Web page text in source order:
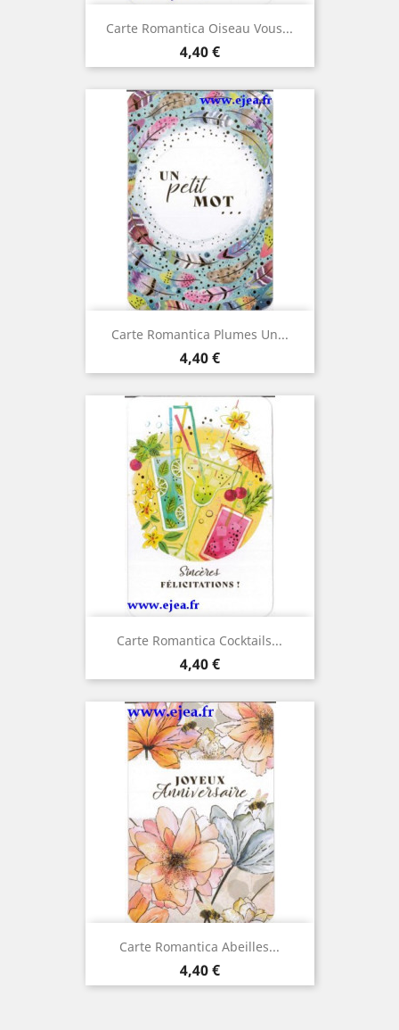
Carte Romantica Oiseau Vous...
Prix
4,40 €
Carte Romantica Plumes Un...
Prix
4,40 €
Carte Romantica Cocktails...
Prix
4,40 €
Carte Romantica Abeilles...
Prix
4,40 €